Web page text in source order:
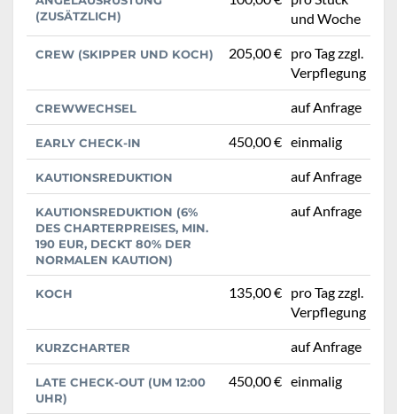
(ZUSÄTZLICH)
und Woche
CREW (SKIPPER UND KOCH) 205,00 € pro Tag zzgl.
Verpflegung
CREWWECHSEL auf Anfrage
EARLY CHECK-IN 450,00 € einmalig
KAUTIONSREDUKTION auf Anfrage
KAUTIONSREDUKTION (6%
DES CHARTERPREISES, MIN.
190 EUR, DECKT 80% DER
NORMALEN KAUTION)
auf Anfrage
KOCH 135,00 € pro Tag zzgl.
Verpflegung
KURZCHARTER auf Anfrage
LATE CHECK-OUT (UM 12:00
UHR)
450,00 € einmalig